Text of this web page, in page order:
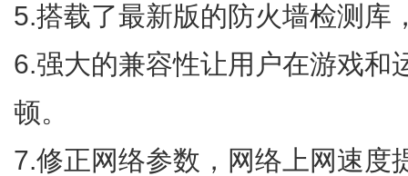
5.搭载了最新版的防火墙检测库
6.强大的兼容性让用户在游戏和
顿。
7.修正网络参数，网络上网速度